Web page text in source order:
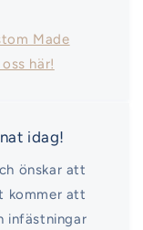
Made
här!
idag!
önskar att
kommer att
infästningar